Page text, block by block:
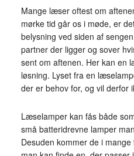
Mange læser oftest om
mørke tid går os i møde, er
belysning ved siden af
partner der ligger og sover
sent om aftenen. Her kan en
løsning. Lyset fra en
der er behov for, og vil derfor
Læselamper kan fås både
små batteridrevne lamper
Desuden kommer de i